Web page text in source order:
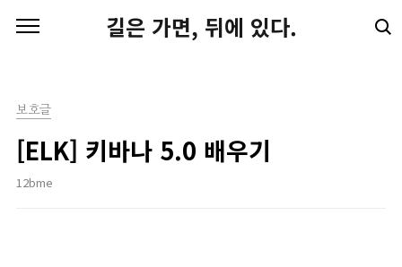
길은 가면, 뒤에 있다.
보호글
[ELK] 키바나 5.0 배우기
12bme